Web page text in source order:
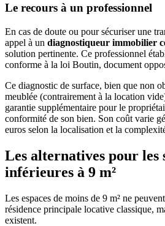
Le recours à un professionnel
En cas de doute ou pour sécuriser une
appel à un diagnostiqueur immobilier
solution pertinente. Ce professionnel
conforme à la loi Boutin, document
Ce diagnostic de surface, bien que non
meublée (contrairement à la location
garantie supplémentaire pour le
conformité de son bien. Son coût varie
euros selon la localisation et la
Les alternatives pour les
inférieures à 9 m²
Les espaces de moins de 9 m² ne
résidence principale locative classique,
existent.